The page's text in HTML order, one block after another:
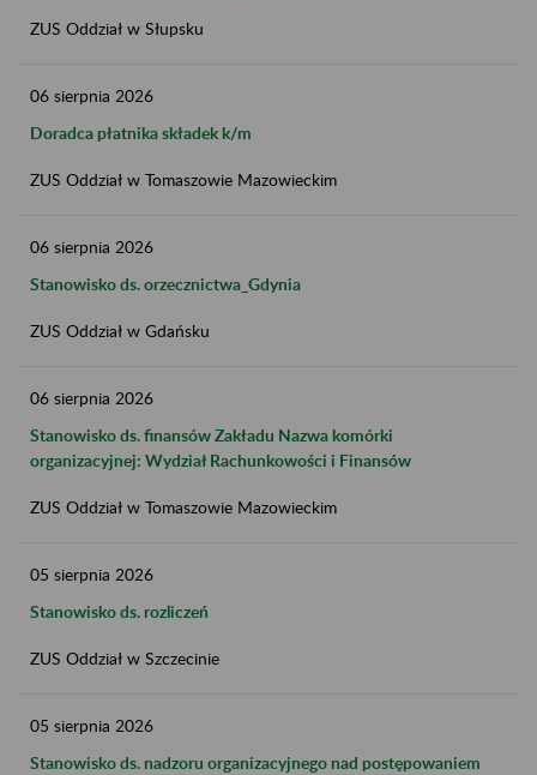
ZUS Oddział w Słupsku
06 sierpnia 2026
Doradca płatnika składek k/m
ZUS Oddział w Tomaszowie Mazowieckim
06 sierpnia 2026
Stanowisko ds. orzecznictwa_Gdynia
ZUS Oddział w Gdańsku
06 sierpnia 2026
Stanowisko ds. finansów Zakładu Nazwa komórki
organizacyjnej: Wydział Rachunkowości i Finansów
ZUS Oddział w Tomaszowie Mazowieckim
05 sierpnia 2026
Stanowisko ds. rozliczeń
ZUS Oddział w Szczecinie
05 sierpnia 2026
Stanowisko ds. nadzoru organizacyjnego nad postępowaniem